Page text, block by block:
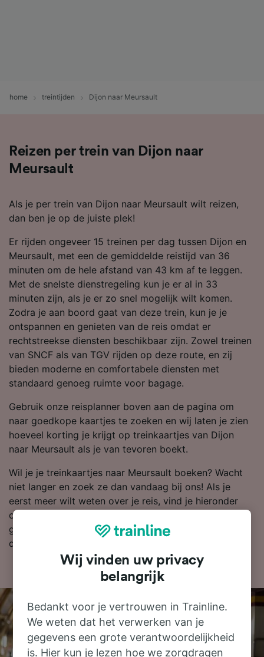
home treintijden Dijon naar Meursault
Reizen per trein van Dijon naar
Meursault
Als je per trein van Dijon naar Meursault wilt reizen,
dan ben je op de juiste plek!
Er rijden ongeveer 15 treinen per dag tussen Dijon en
Meursault, met een de gemiddelde reistijd van 36
minuten om de hele afstand van 43 km af te leggen.
Met de snelste dienstregeling kun je er al in 33
minuten zijn, als je er zo snel mogelijk wilt komen.
Zodra je aan boord gaat van deze trein, kun je je
ontspannen en genieten van de reis omdat er
rechtstreekse diensten beschikbaar zijn. Zowel treinen
van SNCF als van TGV rijden op deze route, en zij
bieden moderne en comfortabele diensten met
standaard genoeg ruimte voor bagage.
Gebruik onze reisplanner boven aan de pagina om
naar goedkope kaartjes te zoeken en wij laten je zien
hoeveel korting je krijgt op treinkaartjes van Dijon
naar Meursault als je van tevoren boekt.
Wil je je treinkaartjes naar Meursault boeken? Wacht
niet langer en zoek ze dan vandaag bij ons! Als je
eerst meer wilt weten over je reis, vind je hieronder
onze dienstregeling, tips voor het boeken van
goedkope treinkaartjes en veelgestelde vragen, zoals
de eerste en laatste treinen.
Wij vinden uw privacy
belangrijk
Bedankt voor je vertrouwen in Trainline.
We weten dat het verwerken van je
gegevens een grote verantwoordelijkheid
is. Hier kun je lezen hoe we zorgdragen